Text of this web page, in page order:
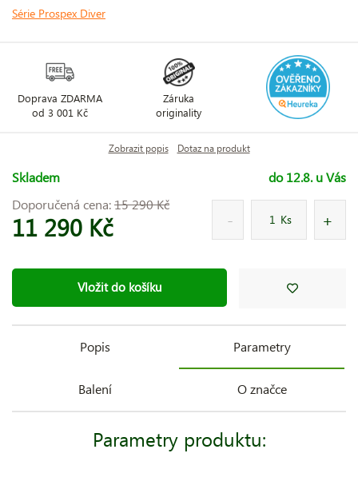
Série Prospex Diver
Doprava ZDARMA
od 3 001 Kč
Záruka
originality
Zobrazit popis Dotaz na produkt
Skladem
do 12.8. u Vás
Doporučená cena:15 290 Kč
11 290 Kč Ks
Vložit do košíku
Popis Parametry
Balení O značce
Parametry produktu: